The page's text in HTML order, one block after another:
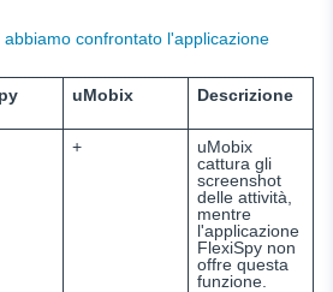
abbiamo confrontato l'applicazione
uMobix Descrizione
+
uMobix
cattura gli
screenshot
delle attività,
mentre
l'applicazione
FlexiSpy non
offre questa
funzione.